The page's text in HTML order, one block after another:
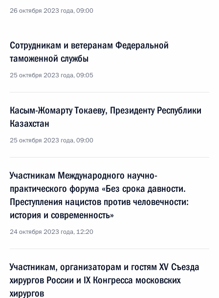
26 октября 2023 года, 09:00
Сотрудникам и ветеранам Федеральной
таможенной службы
25 октября 2023 года, 09:05
Касым-Жомарту Токаеву, Президенту Республики
Казахстан
25 октября 2023 года, 09:00
Участникам Международного научно-
практического форума «Без срока давности.
Преступления нацистов против человечности:
история и современность»
24 октября 2023 года, 12:20
Участникам, организаторам и гостям XV Съезда
хирургов России и IX Конгресса московских
хирургов